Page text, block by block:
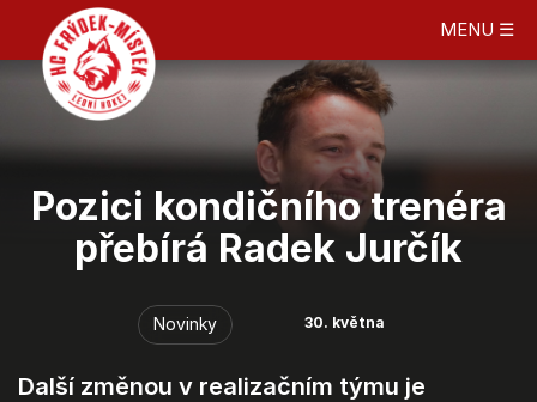
MENU ☰
Pozici kondičního trenéra
přebírá Radek Jurčík
Novinky 30. května
Další změnou v realizačním týmu je